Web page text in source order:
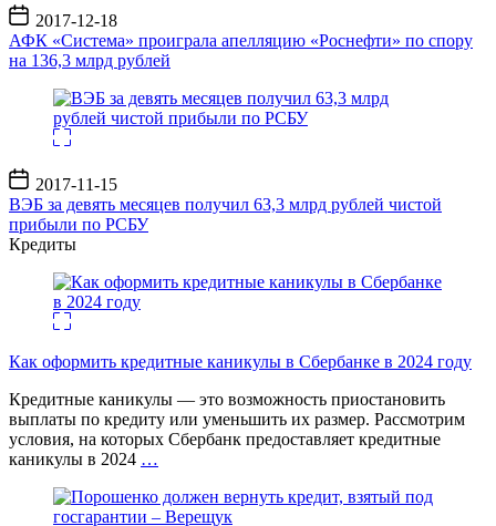
Дата
записи
2017-12-18
АФК «Система» проиграла апелляцию «Роснефти» по спору
на 136,3 млрд рублей
Дата
записи
2017-11-15
ВЭБ за девять месяцев получил 63,3 млрд рублей чистой
прибыли по РСБУ
Кредиты
Как оформить кредитные каникулы в Сбербанке в 2024 году
Кредитные каникулы — это возможность приостановить
выплаты по кредиту или уменьшить их размер. Рассмотрим
условия, на которых Сбербанк предоставляет кредитные
каникулы в 2024 …